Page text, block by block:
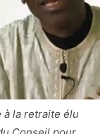
à la retraite élu